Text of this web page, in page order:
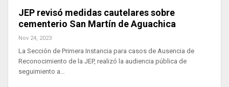
JEP revisó medidas cautelares sobre
cementerio San Martín de Aguachica
Nov 24, 2023
La Sección de Primera Instancia para casos de Ausencia de
Reconocimiento de la JEP, realizó la audiencia pública de
seguimiento a…